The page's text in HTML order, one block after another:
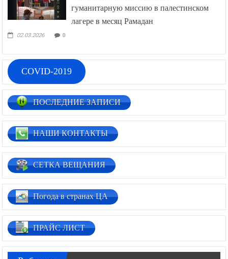
гуманитарную миссию в палестинском
лагере в месяц Рамадан
02.03.2026 0
COVID-2019
ПОСЛЕДНИЕ ЗАПИСИ
НАШИ КОНТАКТЫ
СЕТКА ВЕЩАНИЯ
Погода в странах ЦА
ПРАЙС ЛИСТ